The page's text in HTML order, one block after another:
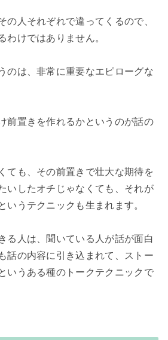
の人それぞれで違ってくるので、
わけではありません。
のは、非常に重要なエピローグな
前置きを作れるかというのが話の
ても、その前置きで壮大な期待を
いしたオチじゃなくても、それが
いうテクニックも生まれます。
る人は、聞いている人が話が面白
話の内容に引き込まれて、ストー
いうある種のトークテクニックで